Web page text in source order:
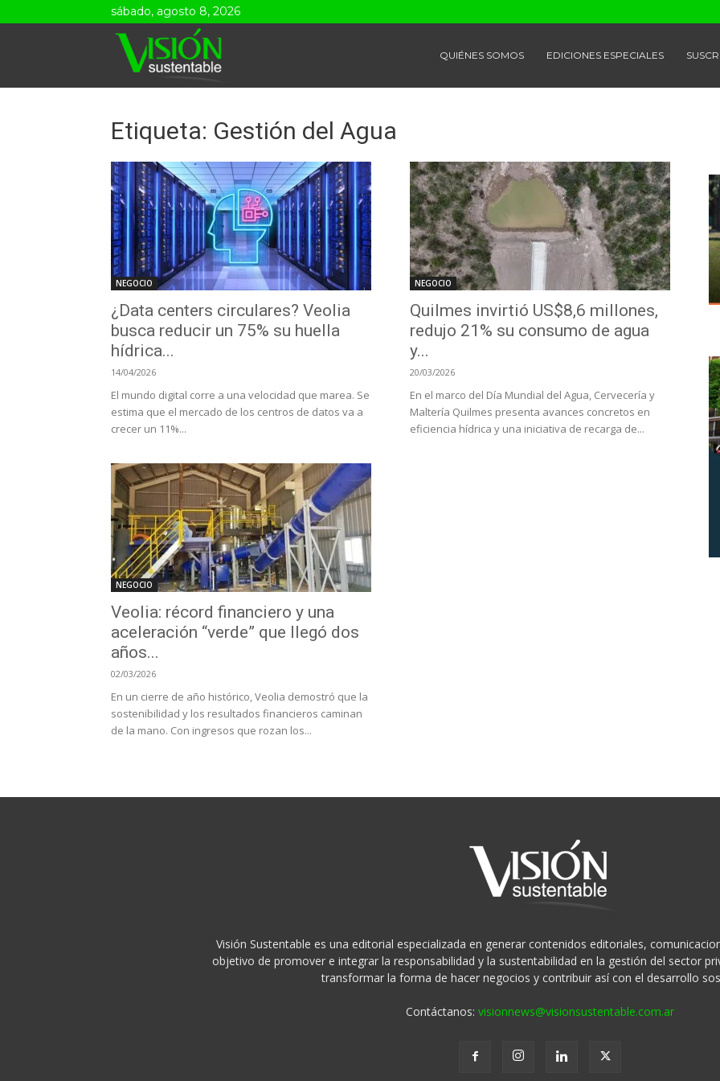
sábado, agosto 8, 2026
Sustentable
QUIÉNES SOMOS EDICIONES ESPECIALES
Etiqueta: Gestión del Agua
NEGOCIO
¿Data centers circulares? Veolia
busca reducir un 75% su huella
hídrica...
14/04/2026
El mundo digital corre a una velocidad que marea. Se
estima que el mercado de los centros de datos va a
crecer un 11%...
NEGOCIO
Quilmes invirtió US$8,6 millones,
redujo 21% su consumo de agua
y...
20/03/2026
En el marco del Día Mundial del Agua, Cervecería y
Maltería Quilmes presenta avances concretos en
eficiencia hídrica y una iniciativa de recarga de...
NEGOCIO
Veolia: récord financiero y una
aceleración “verde” que llegó dos
años...
02/03/2026
En un cierre de año histórico, Veolia demostró que la
sostenibilidad y los resultados financieros caminan
de la mano. Con ingresos que rozan los...
Visión Sustentable es una editorial especializada en generar contenidos editoriales,
objetivo de promover e integrar la responsabilidad y la sustentabilidad en la gestión del sector
transformar la forma de hacer negocios y contribuir así con el desarrollo
Contáctanos: visionnews@visionsustentable.com.ar